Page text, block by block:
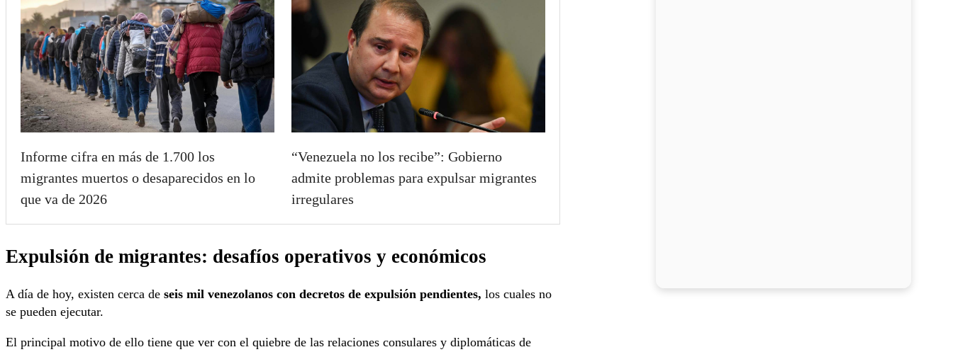
Informe cifra en más de 1.700 los
migrantes muertos o desaparecidos en lo
que va de 2026
“Venezuela no los recibe”: Gobierno
admite problemas para expulsar migrantes
irregulares
Expulsión de migrantes: desafíos operativos y económicos
A día de hoy, existen cerca de seis mil venezolanos con decretos de expulsión pendientes, los cuales no
se pueden ejecutar.
El principal motivo de ello tiene que ver con el quiebre de las relaciones consulares y diplomáticas de